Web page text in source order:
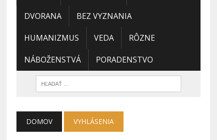
DVORANA BEZ VYZNANIA
HUMANIZMUS VEDA RÔZNE
NÁBOŽENSTVÁ PORADENSTVO
DOMOV VYHLÁSENIA